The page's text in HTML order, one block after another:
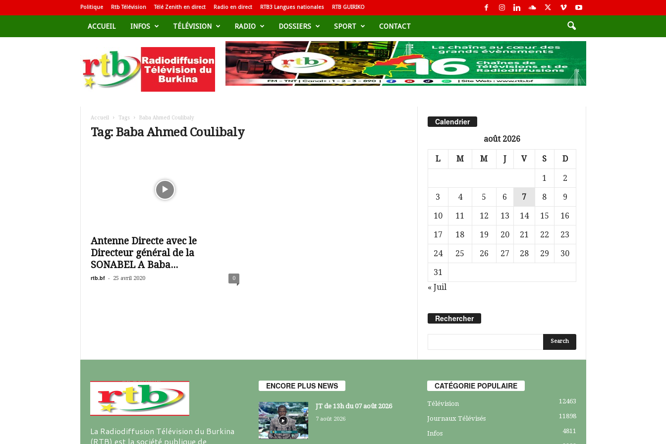
Politique Rtb Télévision Télé Zenith en direct Radio en direct RTB3 Langues nationales RTB GUIRIKO
ACCUEIL INFOS TÉLÉVISION RADIO DOSSIERS SPORT CONTACT
d
i
i
Accueil Tags Baba Ahmed Coulibaly
Tag: Baba Ahmed Coulibaly
Antenne Directe avec le
Directeur général de la
SONABEL A Baba...
rtb.bf - 25 avril 2020 0
Calendrier
août 2026
L M M J V S D
1
2
3
4 5 6 7 8
9
10
11 12 13 14 15
16
17
18 19 20 21 22
23
24
25 26 27 28 29
30
31
« Juil
Rechercher
La Radiodiffusion Télévision du Burkina
(RTB) est la société publique de
ENCORE PLUS NEWS
JT de 13h du 07 août 2026
7 août 2026
CATÉGORIE POPULAIRE
Télévision 12463
Journaux Télévisés 11898
Infos
4811